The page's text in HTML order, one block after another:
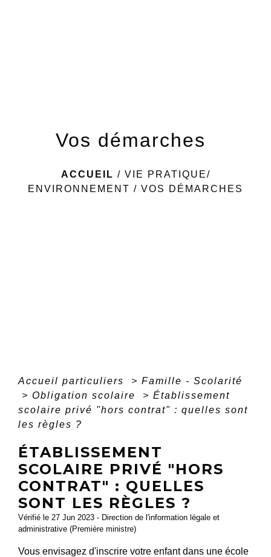
Vos démarches
ACCUEIL / VIE PRATIQUE/
ENVIRONNEMENT / VOS DÉMARCHES
Accueil particuliers > Famille - Scolarité
> Obligation scolaire > Établissement
scolaire privé "hors contrat" : quelles sont
les règles ?
ÉTABLISSEMENT
SCOLAIRE PRIVÉ "HORS
CONTRAT" : QUELLES
SONT LES RÈGLES ?
Vérifié le 27 Jun 2023 - Direction de l'information légale et
administrative (Première ministre)
Vous envisagez d'inscrire votre enfant dans une école